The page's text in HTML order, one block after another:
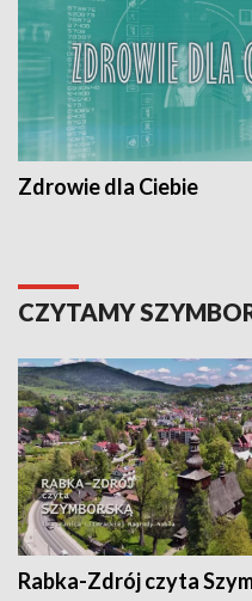
Zdrowie dla Ciebie
CZYTAMY
Rabka-Zdrój czyta